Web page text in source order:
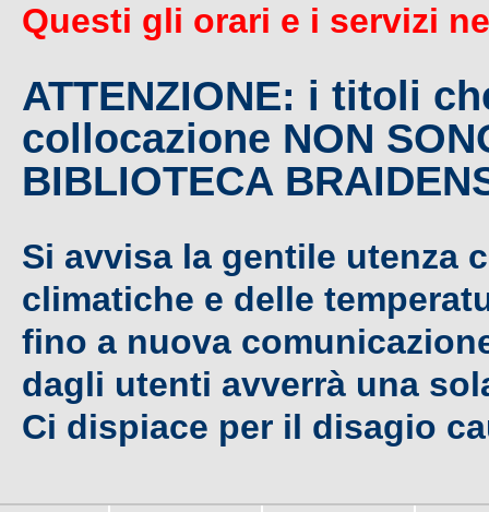
Questi gli orari e i servizi
ATTENZIONE: i titoli
collocazione NON
BIBLIOTECA
Si avvisa la gentile utenza
climatiche e delle
fino a nuova
dagli utenti avverrà una
Ci dispiace per il disagio